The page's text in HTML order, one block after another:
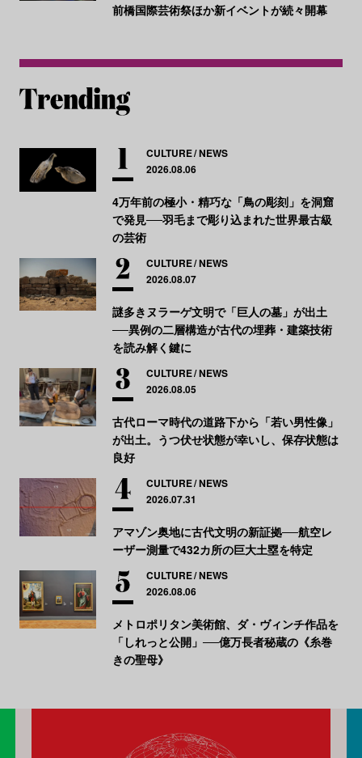
前橋国際芸術祭ほか新イベントが続々開幕
CULTURE NEWS
2026.08.06
4万年前の極小・精巧な「鳥の彫刻」を洞窟
で発見──羽毛まで彫り込まれた世界最古級
の芸術
CULTURE NEWS
2026.08.07
謎多きヌラーゲ文明で「巨人の墓」が出土
──異例の二層構造が古代の埋葬・建築技術
を読み解く鍵に
CULTURE NEWS
2026.08.05
古代ローマ時代の道路下から「若い男性像」
が出土。うつ伏せ状態が幸いし、保存状態は
良好
CULTURE NEWS
2026.07.31
アマゾン奥地に古代文明の新証拠──航空レ
ーザー測量で432カ所の巨大土塁を特定
CULTURE NEWS
2026.08.06
メトロポリタン美術館、ダ・ヴィンチ作品を
「しれっと公開」──億万長者秘蔵の《糸巻
きの聖母》